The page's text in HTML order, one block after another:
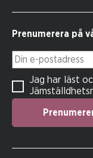
Prenumerera på
Din e-postadress
Jag har läst